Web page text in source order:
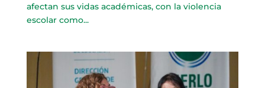
afectan sus vidas académicas, con la violencia
escolar como...